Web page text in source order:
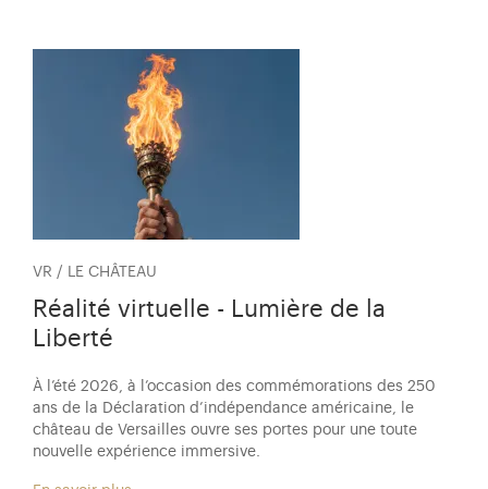
VR / LE CHÂTEAU
Réalité virtuelle - Lumière de la
Liberté
À l’été 2026, à l’occasion des commémorations des 250
ans de la Déclaration d’indépendance américaine, le
château de Versailles ouvre ses portes pour une toute
nouvelle expérience immersive.